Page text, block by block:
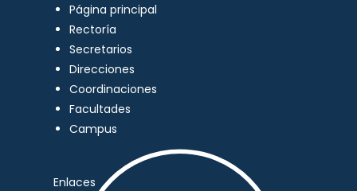
Página principal
Rectoría
Secretarios
Direcciones
Coordinaciones
Facultades
Campus
Enlaces